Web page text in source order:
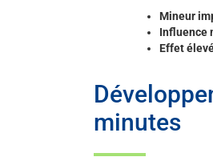
Mineur
Influence
Effet
minutes